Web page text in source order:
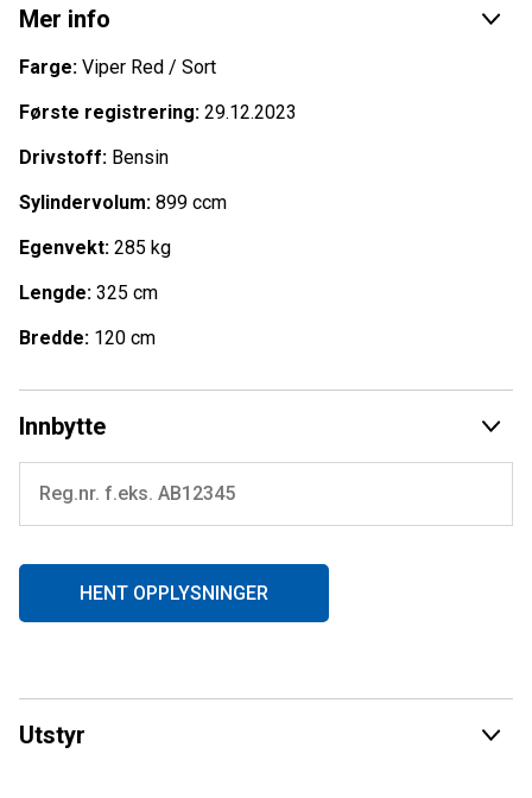
Rotax 900 ACE Turbo på 130 hk
SPORT / STD / ECO kjøreprogram
Isrivere
Komplett kjølekit med radiator og vifte (se bilde)
LinQ festepunkter
Brembo bremsesystem
Medfølger dobbeltsete og enkeltsete "sport"
Medium høy vindskjerm
Revers
RadienX plattform
MER INFO
Mer info
Farge: Viper Red / Sort
Første registrering: 29.12.2023
Drivstoff: Bensin
Sylindervolum: 899 ccm
Egenvekt: 285 kg
Lengde: 325 cm
Bredde: 120 cm
Innbytte
HENT OPPLYSNINGER
Utstyr